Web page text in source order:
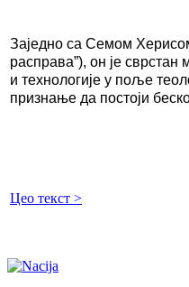
Заједно са Семом
расправа”), он је сврстан
и технологије у поље
признање да постоји
Цео текст >